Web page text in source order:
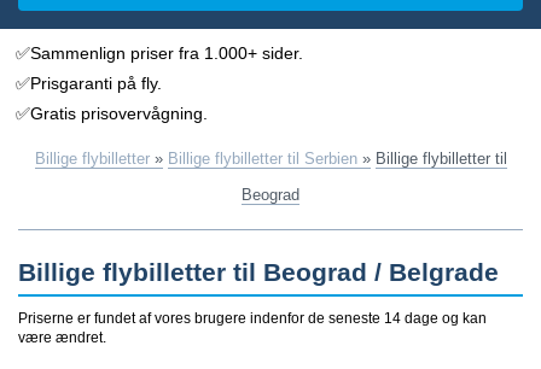
✅Sammenlign priser fra 1.000+ sider.
✅Prisgaranti på fly.
✅Gratis prisovervågning.
Billige flybilletter » Billige flybilletter til Serbien » Billige flybilletter til
Beograd
Billige flybilletter til Beograd / Belgrade
Priserne er fundet af vores brugere indenfor de seneste 14 dage og kan
være ændret.